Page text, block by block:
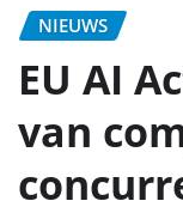
NIEUWS
EU AI
van